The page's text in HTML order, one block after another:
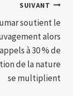
SUIVANT
soutient le
alors
à 30 % de
de la nature
se multiplient